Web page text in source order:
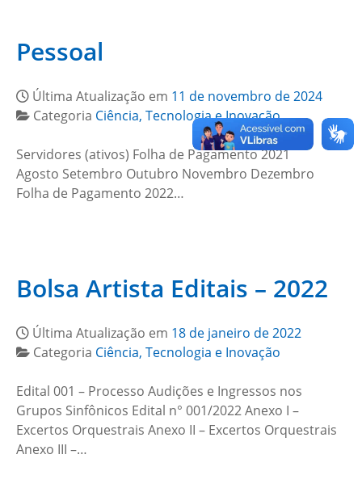
Pessoal
Última Atualização em 11 de novembro de 2024
Categoria Ciência, Tecnologia e Inovação
Servidores (ativos) Folha de Pagamento 2021
Agosto Setembro Outubro Novembro Dezembro
Folha de Pagamento 2022…
Bolsa Artista Editais – 2022
Última Atualização em 18 de janeiro de 2022
Categoria Ciência, Tecnologia e Inovação
Edital 001 – Processo Audições e Ingressos nos
Grupos Sinfônicos Edital n° 001/2022 Anexo I –
Excertos Orquestrais Anexo II – Excertos Orquestrais
Anexo III –…